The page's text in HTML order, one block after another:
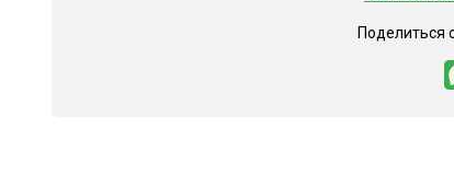
Поделиться